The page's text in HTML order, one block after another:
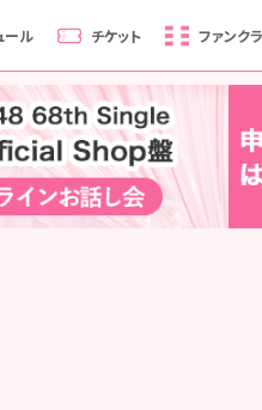
ール チケット ファンク